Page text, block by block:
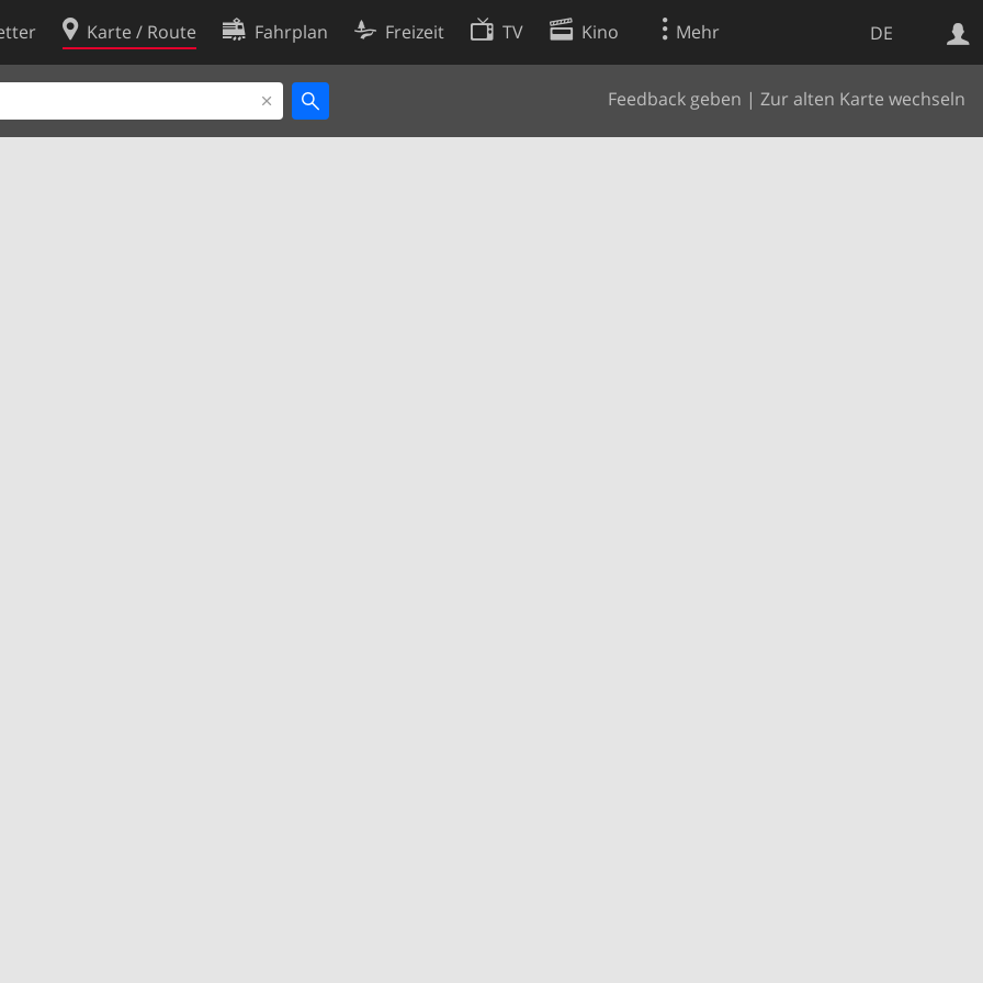
DE
Karte / Route Fahrplan Freizeit TV Kino Mehr
Feedback geben | Zur alten Karte wechseln
Websuche
Cookie-Richtlinie
Cookie-Einstellungen